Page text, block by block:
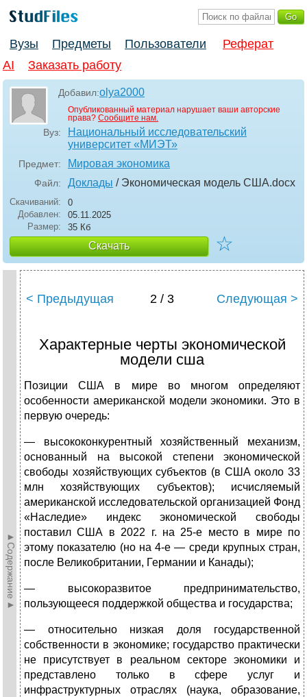
Вузы Предметы Пользователи
Реферат
AI
Заказать работу
Добавил:olya2000
Опубликованный материал нарушает ваши авторские
права? Сообщите нам.
Вуз:
Национальный исследовательский
университет «МИЭТ»
Предмет: Мировая экономика
Файл: Доклады / Экономическая модель США.docx
Скачиваний:
0
Добавлен:
05.11.2025
Размер:
35 Кб
Скачать ☆
►Содержание►
< Предыдущая 2 / 3 Следующая >
Характерные черты экономической
модели сша
Позиции США в мире во многом определяют
особенности американской модели экономики. Это в
первую очередь:
— высококонкурентный хозяйственный механизм,
основанный на высокой степени экономической
свободы хозяйствующих субъектов (в США около 33
млн хозяйствующих субъектов); исчисляемый
американской исследовательской организацией Фонд
«Наследие» индекс экономической свободы
поставил США в 2022 г. на 25-е место в мире по
этому показателю (но на 4-е — среди крупных стран,
после Великобритании, Германии и Канады);
— высокоразвитое предпринимательство,
пользующееся поддержкой общества и государства;
— относительно низкая доля государственной
собственности в экономике; государство практически
не присутствует в реальном секторе экономики и
представлено только в сфере услуг и
инфраструктурных отраслях (наука, образование,